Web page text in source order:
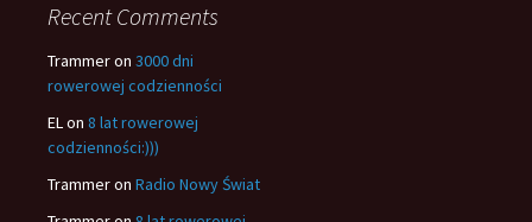
Recent Comments
Trammeron 3000 dni
rowerowej codzienności
ELon 8 lat rowerowej
codzienności:)))
Trammeron Radio Nowy Świat